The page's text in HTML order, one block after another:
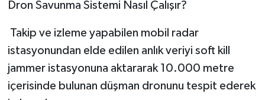
Dron Savunma Sistemi Nasıl Çalışır?
Takip ve izleme yapabilen mobil radar
istasyonundan elde edilen anlık veriyi soft kill
jammer istasyonuna aktararak 10.000 metre
içerisinde bulunan düşman dronunu tespit ederek